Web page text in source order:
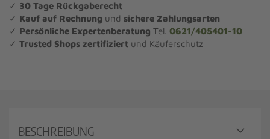
✓ 30 Tage Rückgaberecht
✓ Kauf auf Rechnung und sichere Zahlungsarten
✓ Persönliche Expertenberatung Tel. 0621/405401-10
✓ Trusted Shops zertifiziert und Käuferschutz
BESCHREIBUNG